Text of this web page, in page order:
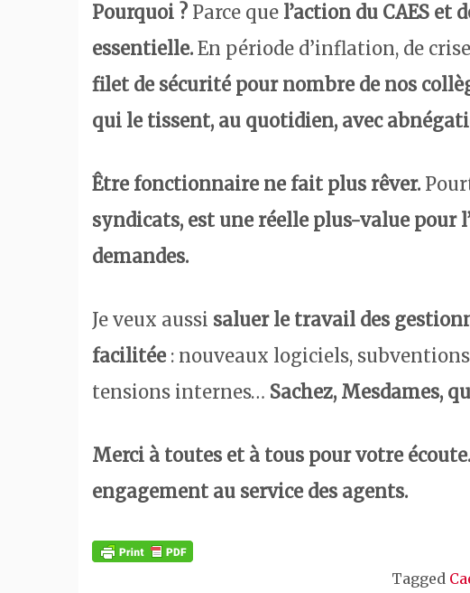
Pourquoi ? Parce que l’action du CAES et
essentielle. En période d’inflation, de
filet de sécurité pour nombre de nos
qui le tissent, au quotidien, avec
Être fonctionnaire ne fait plus rêver.
syndicats, est une réelle plus-value pour
demandes.
Je veux aussi saluer le travail des
facilitée : nouveaux logiciels,
tensions internes… Sachez, Mesdames,
Merci à toutes et à tous pour votre écoute.
engagement au service des agents.
Tagged